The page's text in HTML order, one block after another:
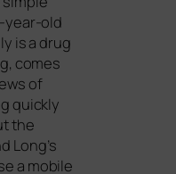
year-old
is a drug
comes
of
quick­ly
the
Long’s
a mobi­le